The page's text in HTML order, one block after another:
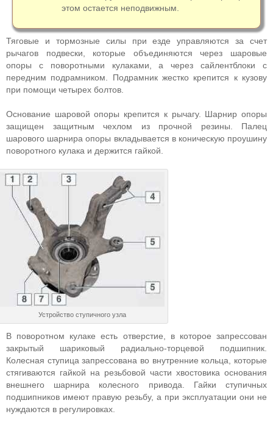
этом остается неподвижным.
Тяговые и тормозные силы при езде управляются за счет
рычагов подвески, которые объединяются через шаровые
опоры с поворотными кулаками, а через сайлентблоки с
передним подрамником. Подрамник жестко крепится к кузову
при помощи четырех болтов.
Основание шаровой опоры крепится к рычагу. Шарнир опоры
защищен защитным чехлом из прочной резины. Палец
шарового шарнира опоры вкладывается в коническую проушину
поворотного кулака и держится гайкой.
Устройство ступичного узла
В поворотном кулаке есть отверстие, в которое запрессован
закрытый шариковый радиально-торцевой подшипник.
Колесная ступица запрессована во внутренние кольца, которые
стягиваются гайкой на резьбовой части хвостовика основания
внешнего шарнира колесного привода. Гайки ступичных
подшипников имеют правую резьбу, а при эксплуатации они не
нуждаются в регулировках.